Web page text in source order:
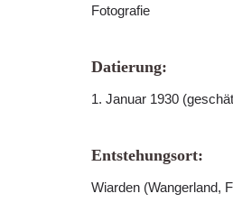
Fotografie
Datierung:
1. Januar 1930
Entstehungsort:
Wiarden (Wangerland,